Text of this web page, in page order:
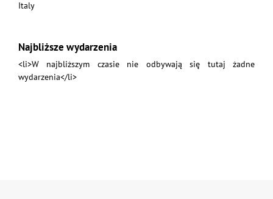
Italy
Najbliższe wydarzenia
<li>W najbliższym czasie nie odbywają się tutaj żadne
wydarzenia</li>